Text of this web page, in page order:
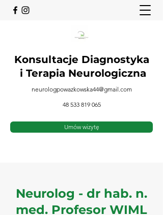
Konsultacje Diagnostyka
i Terapia Neurologiczna
neurologpowazkowska44@gmail.com
48 533 819 065
Umów wizytę
Neurolog - dr hab. n.
med. Profesor WIML